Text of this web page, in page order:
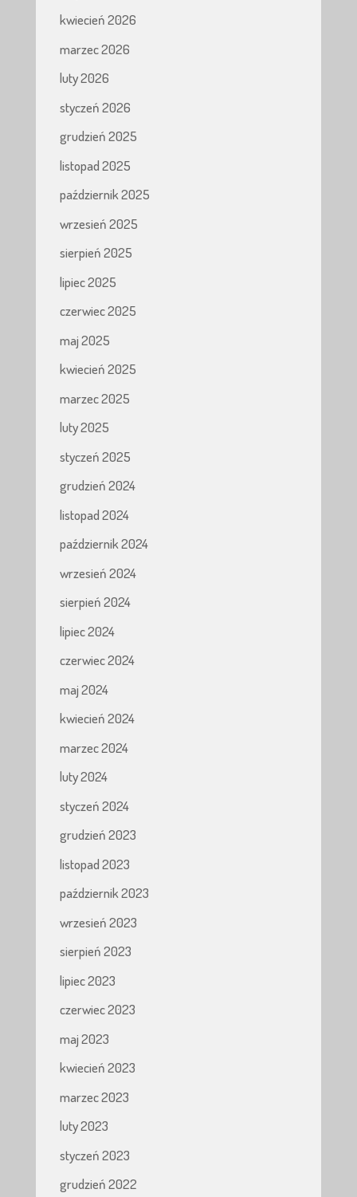
kwiecień 2026
marzec 2026
luty 2026
styczeń 2026
grudzień 2025
listopad 2025
październik 2025
wrzesień 2025
sierpień 2025
lipiec 2025
czerwiec 2025
maj 2025
kwiecień 2025
marzec 2025
luty 2025
styczeń 2025
grudzień 2024
listopad 2024
październik 2024
wrzesień 2024
sierpień 2024
lipiec 2024
czerwiec 2024
maj 2024
kwiecień 2024
marzec 2024
luty 2024
styczeń 2024
grudzień 2023
listopad 2023
październik 2023
wrzesień 2023
sierpień 2023
lipiec 2023
czerwiec 2023
maj 2023
kwiecień 2023
marzec 2023
luty 2023
styczeń 2023
grudzień 2022